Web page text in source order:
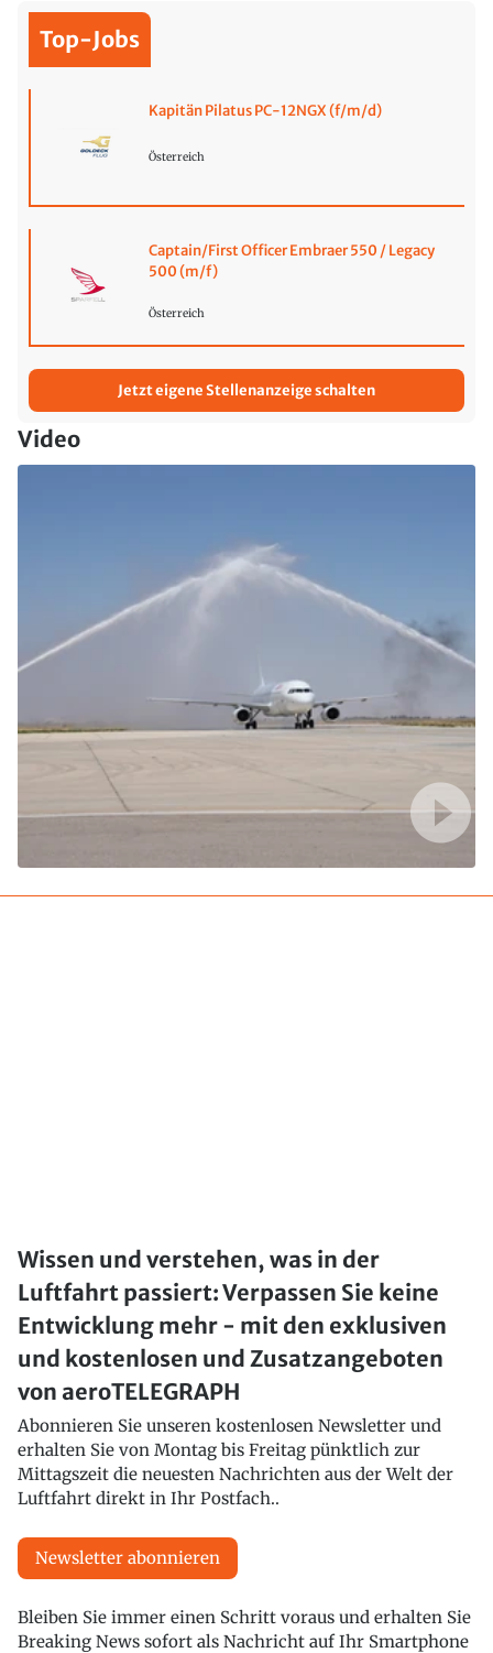
Top-Jobs
Kapitän Pilatus PC-12NGX (f/m/d)
Österreich
Captain/First Officer Embraer 550 / Legacy
500 (m/f)
Österreich
Jetzt eigene Stellenanzeige schalten
Video
Wissen und verstehen, was in der
Luftfahrt passiert: Verpassen Sie keine
Entwicklung mehr - mit den exklusiven
und kostenlosen und Zusatzangeboten
von aeroTELEGRAPH
Abonnieren Sie unseren kostenlosen Newsletter und
erhalten Sie von Montag bis Freitag pünktlich zur
Mittagszeit die neuesten Nachrichten aus der Welt der
Luftfahrt direkt in Ihr Postfach..
Newsletter abonnieren
Bleiben Sie immer einen Schritt voraus und erhalten Sie
Breaking News sofort als Nachricht auf Ihr Smartphone